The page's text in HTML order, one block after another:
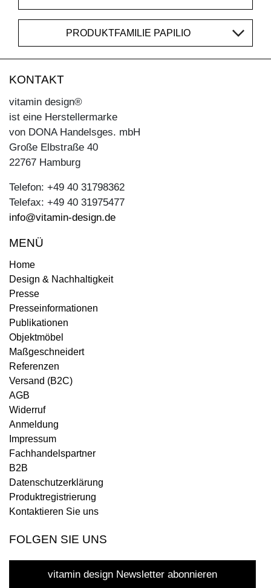
PRODUKTFAMILIE PAPILIO
KONTAKT
vitamin design®
ist eine Herstellermarke
von DONA Handelsges. mbH
Große Elbstraße 40
22767 Hamburg
Telefon: +49 40 31798362
Telefax: +49 40 31975477
info@vitamin-design.de
MENÜ
Home
Design & Nachhaltigkeit
Presse
Presseinformationen
Publikationen
Objektmöbel
Maßgeschneidert
Referenzen
Versand (B2C)
AGB
Widerruf
Anmeldung
Impressum
Fachhandelspartner
B2B
Datenschutzerklärung
Produktregistrierung
Kontaktieren Sie uns
FOLGEN SIE UNS
vitamin design Newsletter abonnieren